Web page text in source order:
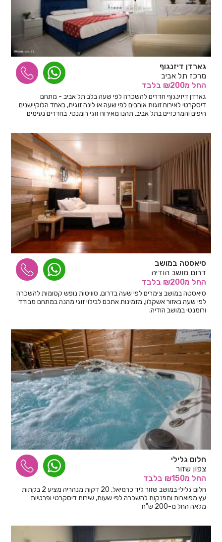
גארדן דיזנגוף
מרכז תל אביב
החל מ₪200 בלבד
גארדן דיזינגוף חדרים להשכרה לפי שעה בלב תל אביב - מתחם
דיסקרטי לאירוח זוגות אוהבים לפי שעה או לינה זוגית, באחד הלוקיישנים
היפים והמרכזיים בתל אביב, תהנו מאירוח זוגי רומנטי, בחדרים נעימים
סיאסטה במושב
דרום מושב הודיה
החל מ₪200 בלבד
סיאסטה במושב צימרים לפי שעה בדרום, סוויטות נופש קסומות להשכרה
לפי שעה באזור אשקלון, מזמינות אתכם לבילוי זוגי מהנה במתחם מבודד
ורומנטי במושב הודיה.
חלום גלילי
צפון שזור
החל מ₪150 בלבד
חלום גלילי במושב שזור ליד כרמיאל, 20 דקות מנהריה מציע 2 בקתות
עץ מפוארות ומפנקות להשכרה לפי שעות, שירות דיסקרטי ופרטיות
מלאה החל מ-200 ש"ח